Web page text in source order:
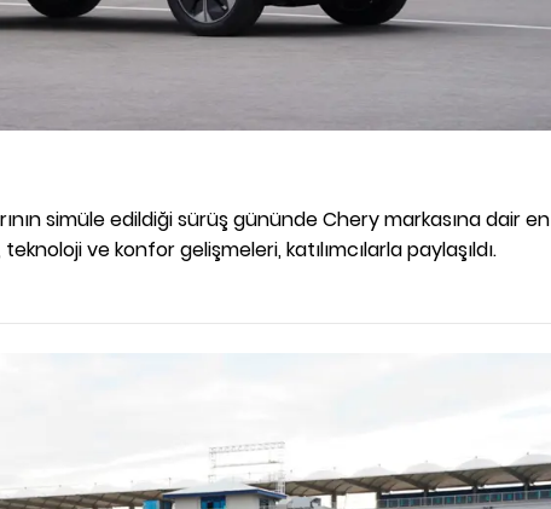
simüle edildiği sürüş gününde Chery markasına dair en
ve konfor gelişmeleri, katılımcılarla paylaşıldı.